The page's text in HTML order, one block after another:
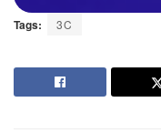
Tags: 3C